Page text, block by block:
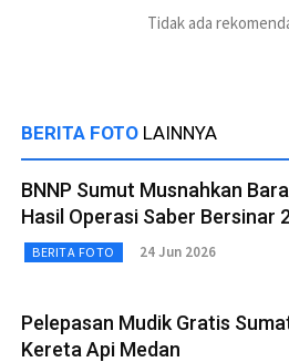
Tidak ada
BERITA FOTO LAINNYA
BNNP Sumut Musnahkan
Hasil Operasi Saber Bersinar
BERITA FOTO 24 Jun 2026
Pelepasan Mudik Gratis
Kereta Api Medan